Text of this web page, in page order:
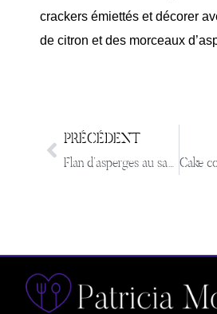
crackers émiettés et décorer
de citron et des morceaux
PRÉCÉDENT
Flan d’asperges au saumon fumé et parmesan